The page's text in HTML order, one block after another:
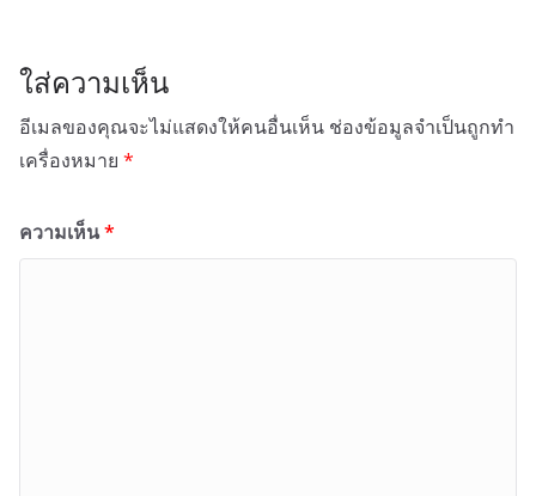
ใส่ความเห็น
อีเมลของคุณจะไม่แสดงให้คนอื่นเห็น ช่องข้อมูลจำเป็นถูกทำ
เครื่องหมาย *
ความเห็น*